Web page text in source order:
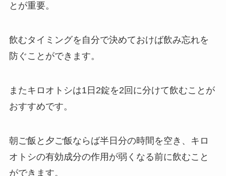
とが重要。
飲むタイミングを自分で決めておけば飲み忘れを
防ぐことができます。
またキロオトシは1日2錠を2回に分けて飲むことが
おすすめです。
朝ご飯と夕ご飯ならば半日分の時間を空き、キロ
オトシの有効成分の作用が弱くなる前に飲むこと
ができます。